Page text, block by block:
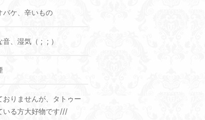
バケ、辛いもの
音、湿気（ ; ; ）
おりませんが、タトゥー
いる方大好物です///